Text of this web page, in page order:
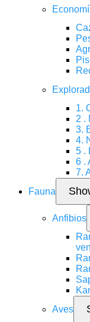
1.
2 .
3.
4.
5 .
6 .
7.
Fauna
Anfibios
Aves